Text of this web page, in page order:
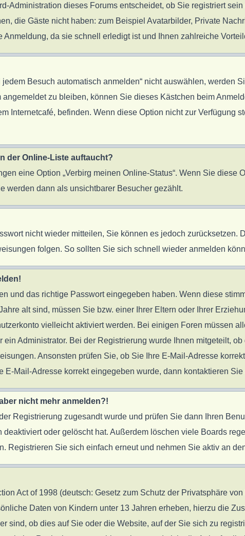
Administration dieses Forums entscheidet, ob Sie registriert sein
die Gäste nicht haben: zum Beispiel Avatarbilder, Private
da sie schnell erledigt ist und Ihnen zahlreiche
Besuch automatisch anmelden“ nicht auswählen, werden
zu bleiben, können Sie dieses Kästchen beim
Internetcafé, befinden. Wenn diese Option nicht zur Verfügung
der Online-Liste auftaucht?
eine Option „Verbirg meinen Online-Status“. Wenn Sie diese
werden dann als unsichtbarer Besucher gezählt.
nicht wieder mitteilen, Sie können es jedoch zurücksetzen.
folgen. So sollten Sie sich schnell wieder anmelden
und das richtige Passwort eingegeben haben. Wenn diese
alt sind, müssen Sie bzw. einer Ihrer Eltern oder Ihrer
vielleicht aktiviert werden. Bei einigen Foren müssen
Administrator. Bei der Registrierung wurde Ihnen mitgeteilt,
Ansonsten prüfen Sie, ob Sie Ihre E-Mail-Adresse
Mail-Adresse korrekt eingegeben wurde, dann kontaktieren Sie
nicht mehr anmelden?!
Registrierung zugesandt wurde und prüfen Sie dann Ihren
oder gelöscht hat. Außerdem löschen viele Boards
Registrieren Sie sich einfach erneut und nehmen Sie aktiv an
Act of 1998 (deutsch: Gesetz zum Schutz der Privatsphäre
Daten von Kindern unter 13 Jahren erheben, hierzu die
sind, ob dies auf Sie oder die Website, auf der Sie sich zu